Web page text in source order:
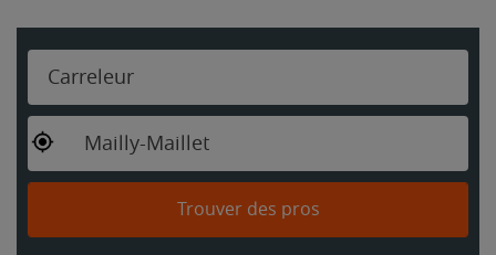
Carreleur
Mailly-Maillet
Trouver des pros